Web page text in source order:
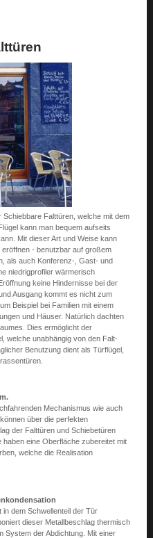
Falttüren, welche mit dem
kann man bequem aufseits
Mit dieser Art und Weise kann
- benutzbar auf großem
als auch Konferenz-, Gast- und
niedrigprofiler wärmerisch
keine Hindernisse bei der
Ausgang kommt es nicht zum
Beispiel bei Familien mit einem
und Häuser. Natürlich dachten
Dies ermöglicht der
welche unabhängig von den Falt-
Benutzung dient als Türflügel,
Mechanismus wie auch
über die perfekten
der Falttüren und Schiebetüren
eine Oberfläche zubereitet mit
welche die Realisation
dem Schwellenteil der Tür
dieser Metallbeschlag thermisch
System der Abdichtung. Mit einer